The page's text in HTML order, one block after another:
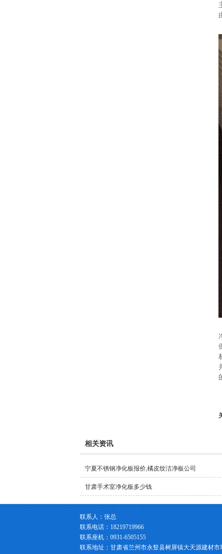
相关资讯
宁夏不锈钢净化板报价,橘皮纹洁净板公司
甘肃手术室净化板多少钱
联系人：张总
联系电话：18219719966
联系座机：0931-6505155
联系地址：甘肃省兰州市永豋县树屏镇大天源建材市